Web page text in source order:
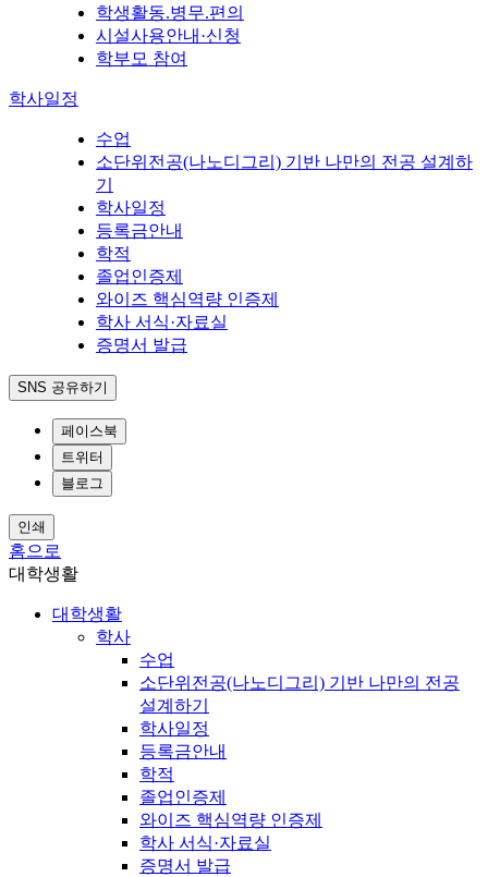
학생활동.병무.편의
시설사용안내·신청
학부모 참여
학사일정
수업
소단위전공(나노디그리) 기반 나만의 전공 설계하
기
학사일정
등록금안내
학적
졸업인증제
와이즈 핵심역량 인증제
학사 서식·자료실
증명서 발급
SNS 공유하기
페이스북
트위터
블로그
인쇄
홈으로
대학생활
대학생활
학사
수업
소단위전공(나노디그리) 기반 나만의 전공
설계하기
학사일정
등록금안내
학적
졸업인증제
와이즈 핵심역량 인증제
학사 서식·자료실
증명서 발급